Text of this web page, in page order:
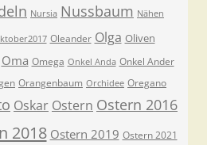
Nursia Nussbaum Nähen
Oleander Olga Oliven
Oma Omega Onkel Anda Onkel Ander
Orangenbaum Orchidee Oregano
Oskar Ostern Ostern 2016
2018 Ostern 2019 Ostern 2021